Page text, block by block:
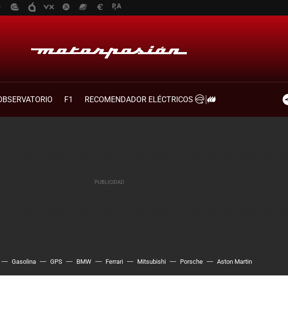
F1 RECOMENDADOR ELÉCTRICOS
Gasolina GPS BMW Ferrari Mitsubishi Porsche Aston Martin